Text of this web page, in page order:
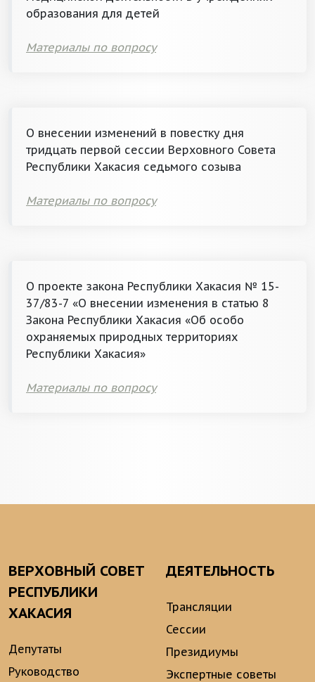
образования для детей
Материалы по вопросу
О внесении изменений в повестку дня
тридцать первой сессии Верховного Совета
Республики Хакасия седьмого созыва
Материалы по вопросу
О проекте закона Республики Хакасия № 15-
37/83-7 «О внесении изменения в статью 8
Закона Республики Хакасия «Об особо
охраняемых природных территориях
Республики Хакасия»
Материалы по вопросу
ВЕРХОВНЫЙ СОВЕТ
РЕСПУБЛИКИ
ХАКАСИЯ
Депутаты
Руководство
ДЕЯТЕЛЬНОСТЬ
Трансляции
Сессии
Президиумы
Экспертные советы